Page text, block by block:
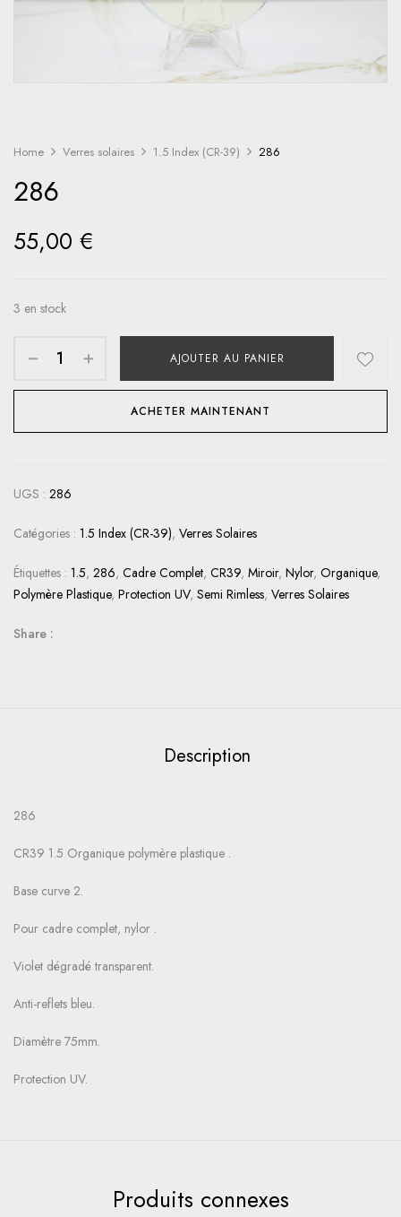
Home Verres solaires 1.5 Index (CR-39) 286
286
55,00 €
3 en stock
AJOUTER AU PANIER
ACHETER MAINTENANT
UGS : 286
Catégories : 1.5 Index (CR-39), Verres Solaires
Étiquettes : 1.5, 286, Cadre Complet, CR39, Miroir, Nylor, Organique,
Polymère Plastique, Protection UV, Semi Rimless, Verres Solaires
Share :
Description
286
CR39 1.5 Organique polymère plastique .
Base curve 2.
Pour cadre complet, nylor .
Violet dégradé transparent.
Anti-reflets bleu.
Diamètre 75mm.
Protection UV.
Produits connexes